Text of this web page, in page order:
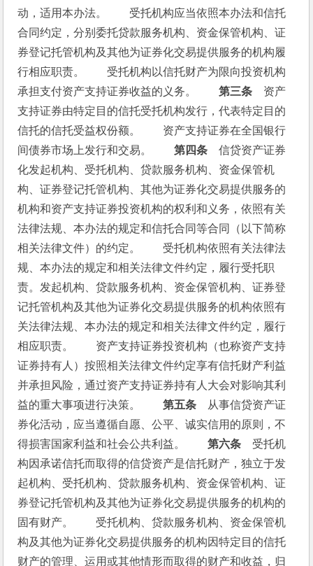
动，适用本办法。　　受托机构应当依照本办法和信托
合同约定，分别委托贷款服务机构、资金保管机构、证
券登记托管机构及其他为证券化交易提供服务的机构履
行相应职责。　　受托机构以信托财产为限向投资机构
承担支付资产支持证券收益的义务。 第三条 资产
支持证券由特定目的信托受托机构发行，代表特定目的
信托的信托受益权份额。　　资产支持证券在全国银行
间债券市场上发行和交易。 第四条 信贷资产证券
化发起机构、受托机构、贷款服务机构、资金保管机
构、证券登记托管机构、其他为证券化交易提供服务的
机构和资产支持证券投资机构的权利和义务，依照有关
法律法规、本办法的规定和信托合同等合同（以下简称
相关法律文件）的约定。　　受托机构依照有关法律法
规、本办法的规定和相关法律文件约定，履行受托职
责。发起机构、贷款服务机构、资金保管机构、证券登
记托管机构及其他为证券化交易提供服务的机构依照有
关法律法规、本办法的规定和相关法律文件约定，履行
相应职责。　　资产支持证券投资机构（也称资产支持
证券持有人）按照相关法律文件约定享有信托财产利益
并承担风险，通过资产支持证券持有人大会对影响其利
益的重大事项进行决策。 第五条 从事信贷资产证
券化活动，应当遵循自愿、公平、诚实信用的原则，不
得损害国家利益和社会公共利益。 第六条 受托机
构因承诺信托而取得的信贷资产是信托财产，独立于发
起机构、受托机构、贷款服务机构、资金保管机构、证
券登记托管机构及其他为证券化交易提供服务的机构的
固有财产。　　受托机构、贷款服务机构、资金保管机
构及其他为证券化交易提供服务的机构因特定目的信托
财产的管理、运用或其他情形而取得的财产和收益，归